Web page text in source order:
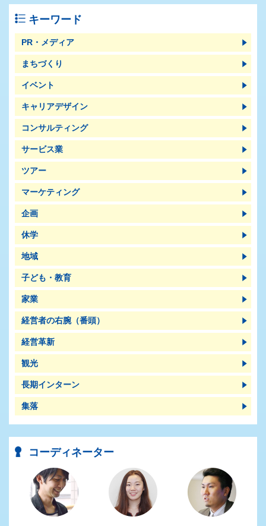
キーワード
PR・メディア
まちづくり
イベント
キャリアデザイン
コンサルティング
サービス業
ツアー
マーケティング
企画
休学
地域
子ども・教育
家業
経営者の右腕（番頭）
経営革新
観光
長期インターン
集落
コーディネーター